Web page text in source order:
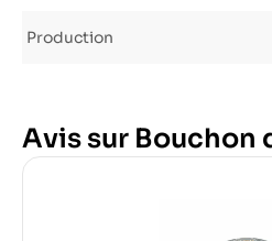
Production
Avis sur Bouchon